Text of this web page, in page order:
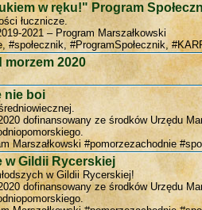
w ręku!" Program
łucznicze.
2021 – Program Marszałkowski
#społecznik, #ProgramSpołecznik,
morzem 2020
nie boi
dofinansowany ze środków Urzędu
Marszałkowski #pomorzezachodnie
w Gildii Rycerskiej
w Gildii Rycerskiej!
dofinansowany ze środków Urzędu